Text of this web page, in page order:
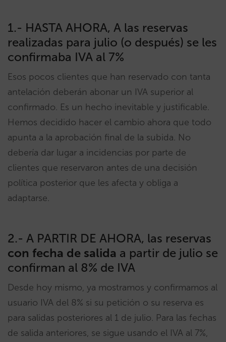
1.- HASTA AHORA, A las reservas
realizadas para julio (o después) se les
confirmaba IVA al 7%
Esos pocos clientes que han reservado con tanta
antelación deberán abonar un IVA superior al
confirmado. Es un hecho inevitable y justificable.
Hemos decidido hacer el cambio ahora que todo
apunta a la aprobación final de la subida. No
debería dar lugar a incidencias por parte de
clientes que reservaron antes de una decisión
política posterior que les afecta y obliga a
adaptarse.
2.- A PARTIR DE AHORA, las reservas
con fecha de salida a partir de julio se
confirman al 8% de IVA
Desde hoy mismo, ya mostramos y confirmamos al
usuario IVA del 8% si su petición o su reserva es
para salidas posteriores al 1 de julio. Para las fechas
de salida anteriores, se sigue usando el IVA al 7%,